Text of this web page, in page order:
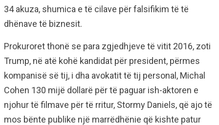
34 akuza, shumica e të cilave për falsifikim të të
dhënave të biznesit.
Prokuroret thonë se para zgjedhjeve të vitit 2016, zoti
Trump, në atë kohë kandidat për president, përmes
kompanisë së tij, i dha avokatit të tij personal, Michal
Cohen 130 mijë dollarë për të paguar ish-aktoren e
njohur të filmave për të rritur, Stormy Daniels, që ajo të
mos bënte publike një marrëdhënie që kishte patur